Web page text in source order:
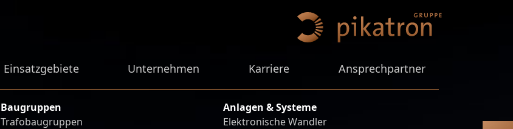
Einsatzgebiete Unternehmen Karriere Ansprechpartner
Baugruppen
Trafobaugruppen
Anlagen & Systeme
Elektronische Wandler